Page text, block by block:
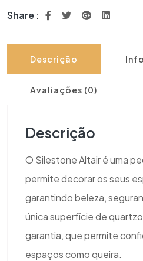
Share :
Descrição
Avaliações (0)
Descrição
O Silestone Altair é uma
permite decorar os seus
garantindo beleza,
única superfície de
garantia, que permite
espaços como queira.